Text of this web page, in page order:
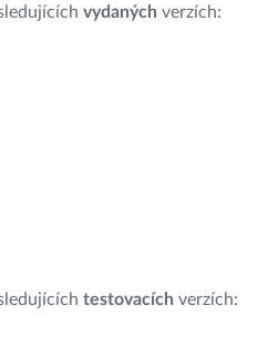
vydaných verzích:
testovacích verzích: